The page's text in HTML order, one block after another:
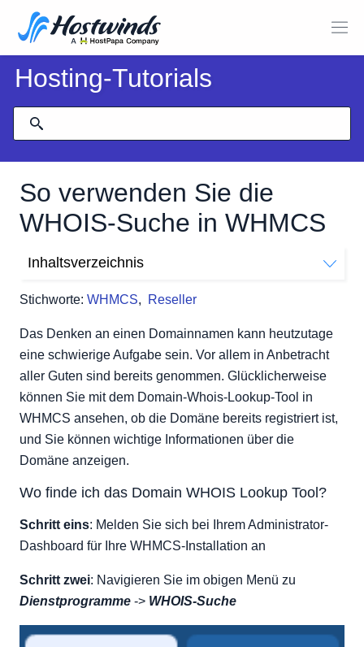
Hosting-Tutorials
So verwenden Sie die
WHOIS-Suche in WHMCS
Stichworte: WHMCS, Reseller
Inhaltsverzeichnis
Suche nach der Domain
Das Denken an einen Domainnamen kann heutzutage
eine schwierige Aufgabe sein. Vor allem in Anbetracht
aller Guten sind bereits genommen. Glücklicherweise
können Sie mit dem Domain-Whois-Lookup-Tool in
WHMCS ansehen, ob die Domäne bereits registriert ist,
und Sie können wichtige Informationen über die
Domäne anzeigen.
Wo finde ich das Domain WHOIS Lookup Tool?
Schritt eins: Melden Sie sich bei Ihrem Administrator-
Dashboard für Ihre WHMCS-Installation an
Schritt zwei: Navigieren Sie im obigen Menü zu
Dienstprogramme -> WHOIS-Suche